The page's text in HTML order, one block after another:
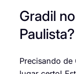
Gradil
Paulista?
Precisando de